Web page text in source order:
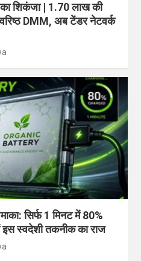
शिकंजा | 1.70 लाख की
DMM, अब टेंडर नेटवर्क
सिर्फ 1 मिनट में 80%
इस स्वदेशी तकनीक का राज